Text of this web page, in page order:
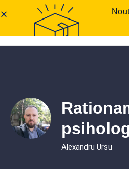
Alexandru Ursu